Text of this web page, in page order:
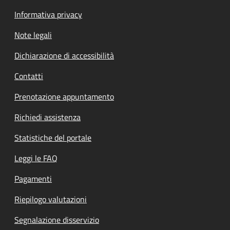
Informativa privacy
Note legali
Dichiarazione di accessibilità
Contatti
Prenotazione appuntamento
Richiedi assistenza
Statistiche del portale
Leggi le FAQ
Pagamenti
Riepilogo valutazioni
Segnalazione disservizio